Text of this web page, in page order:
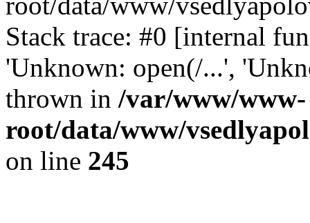
Stack trace: #0 [internal
'Unknown: open(/...',
thrown in /var/www/www-
root/data/www/
on line 245